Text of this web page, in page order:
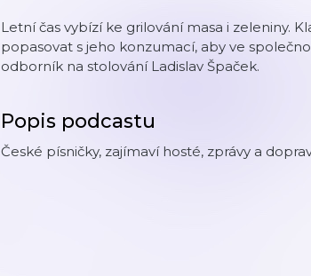
Letní čas vybízí ke grilování masa i zeleniny.
popasovat s jeho konzumací, aby ve
odborník na stolování Ladislav Špaček.
Popis podcastu
České písničky, zajímaví hosté, zprávy a